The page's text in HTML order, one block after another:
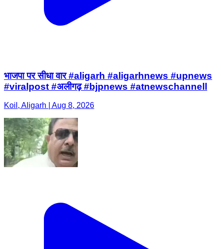
भाजपा पर सीधा वार #aligarh #aligarhnews #upnews
#viralpost #अलीगढ़ #bjpnews #atnewschannell
Koil, Aligarh | Aug 8, 2026